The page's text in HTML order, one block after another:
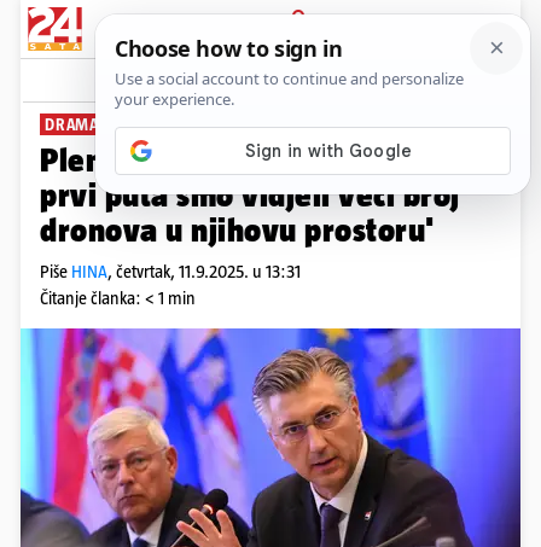
PRIJAVA
News Komentari
DRAMA NA NEBU
Plenković podržao Poljsku: 'Po
prvi puta smo vidjeli veći broj
dronova u njihovu prostoru'
Piše HINA, četvrtak, 11.9.2025. u 13:31
Čitanje članka: < 1 min